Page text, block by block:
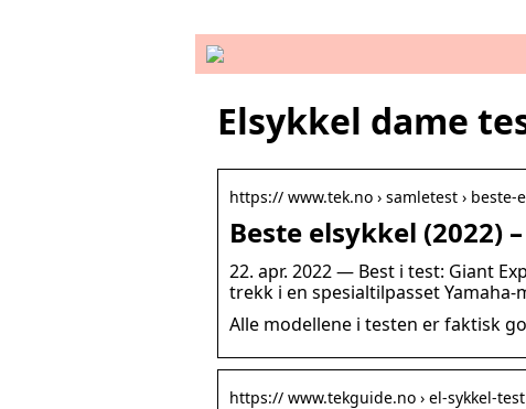
Elsykkel dame
https:// www.tek.no › samletest › beste-
Beste elsykkel (2022)
22. apr. 2022 — Best i test: Giant
trekk i en spesialtilpasset
Alle modellene i testen er faktisk
https:// www.tekguide.no › el-sykkel-test